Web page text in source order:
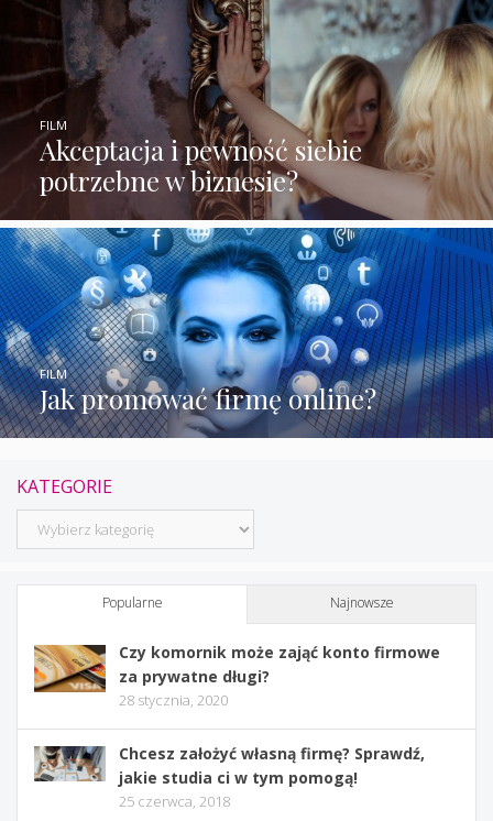
Akceptacja i pewność siebie
potrzebne w biznesie?
FILM
Jak promować firmę online?
FILM
KATEGORIE
Kategorie
Popularne Najnowsze
Czy komornik może zająć konto firmowe
za prywatne długi?
28 stycznia, 2020
Chcesz założyć własną firmę? Sprawdź,
jakie studia ci w tym pomogą!
25 czerwca, 2018